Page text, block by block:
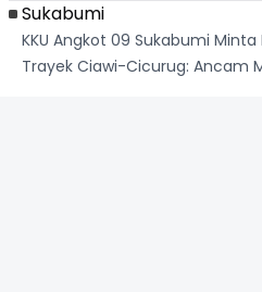
Sukabumi
KKU Angkot 09 Sukabumi
Trayek Ciawi-Cicurug: Ancam